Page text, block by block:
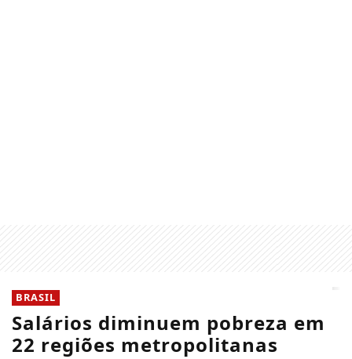
BRASIL
Salários diminuem pobreza em
22 regiões metropolitanas